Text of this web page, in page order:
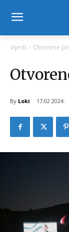
Vijesti Otvorene
By Loki 17.02.2024.